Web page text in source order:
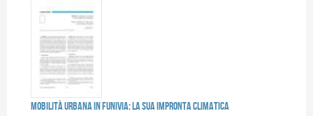
Mobilità urbana in funivia: la sua impronta climatica